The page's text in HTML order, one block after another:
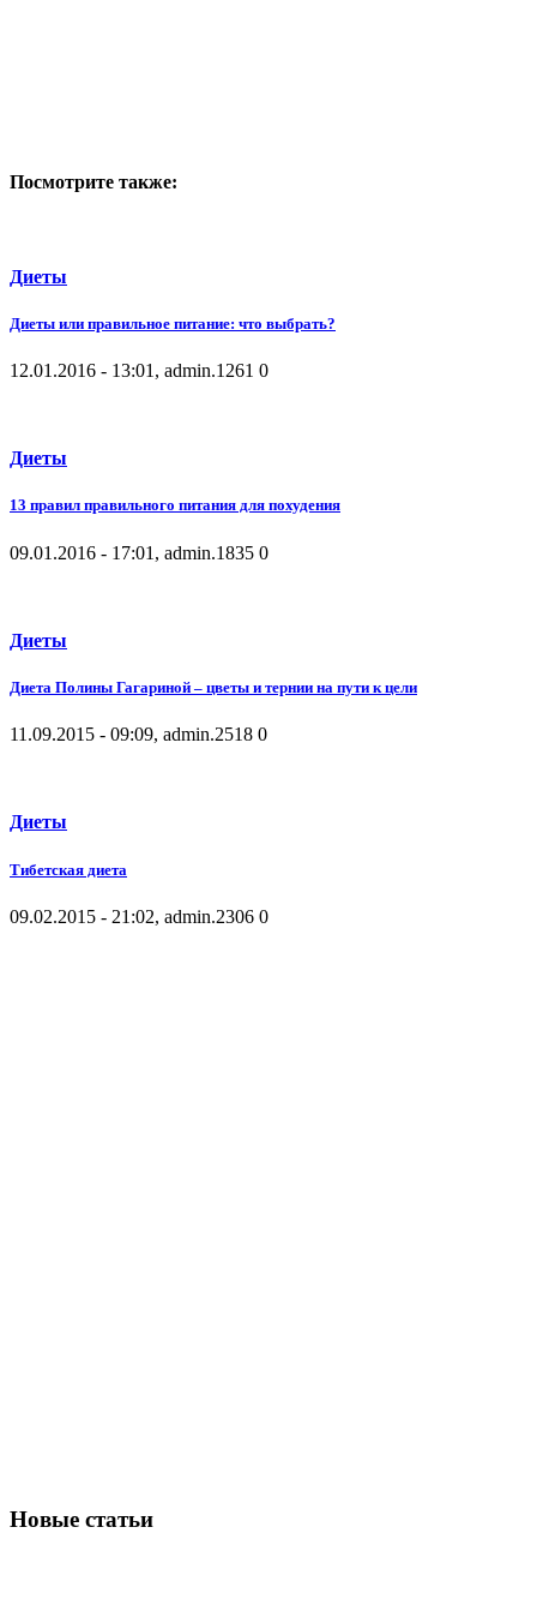
Посмотрите также:
Диеты
Диеты или правильное питание: что выбрать?
12.01.2016 - 13:01, admin.1261 0
Диеты
13 правил правильного питания для похудения
09.01.2016 - 17:01, admin.1835 0
Диеты
Диета Полины Гагариной – цветы и тернии на пути к цели
11.09.2015 - 09:09, admin.2518 0
Диеты
Тибетская диета
09.02.2015 - 21:02, admin.2306 0
Новые статьи